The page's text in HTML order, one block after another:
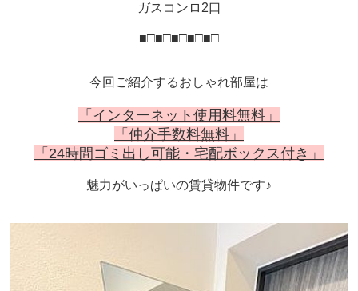
ガスコンロ2口
■□■□■□■□■□
今回ご紹介するおしゃれ部屋は
「インターネット使用料無料」
「仲介手数料無料」
「24時間ゴミ出し可能・宅配ボックス付き」
魅力がいっぱいの賃貸物件です♪